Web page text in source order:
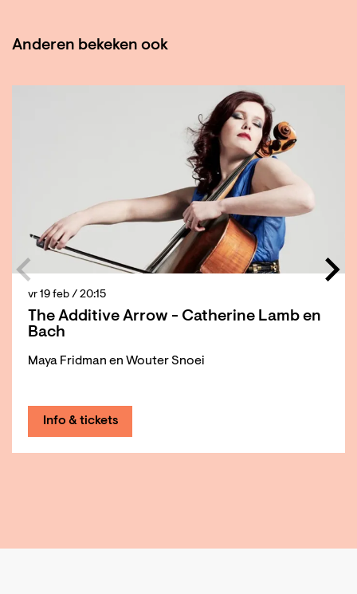
Anderen bekeken ook
The Additive Arrow - Catherine Lamb en
Bach
Maya Fridman en Wouter Snoei
vr 19 feb / 20:15
Info & tickets